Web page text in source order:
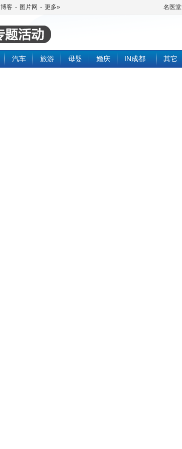
博客 - 图片网 - 更多» 名医堂
汽车 旅游 母婴 婚庆 IN成都 其它